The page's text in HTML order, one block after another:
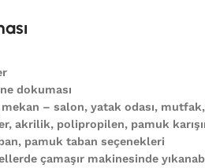
dokuması
mekan – salon, yatak odası,
akrilik, polipropilen, pamuk
pamuk taban seçenekleri
çamaşır makinesinde